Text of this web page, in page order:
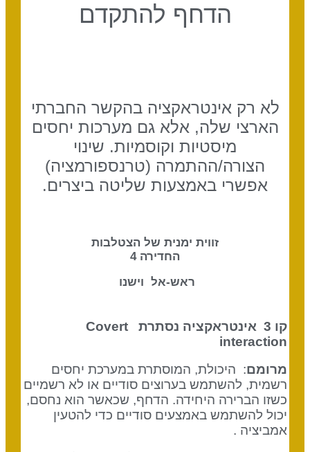
הדחף להתקדם
לא רק אינטראקציה בהקשר החברתי
הארצי שלה, אלא גם מערכות יחסים
מיסטיות וקוסמיות. שינוי
הצורה/ההתמרה (טרנספורמציה)
אפשרי באמצעות שליטה ביצרים.
זווית ימנית של הצטלבות
החדירה 4
ראש-אל וישנו
קו 3 אינטראקציה נסתרת
Covert
interaction
מרומם: היכולת, המוסתרת במערכת יחסים
רשמית, להשתמש בערוצים סודיים או לא רשמיים
כשזו הברירה היחידה. הדחף, שכאשר הוא נחסם,
יכול להשתמש באמצעים סודיים כדי להטעין
אמביציה .